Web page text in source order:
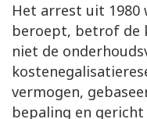
Het arrest uit 1980
beroept, betrof de
niet de
vermogen,
bepaling en